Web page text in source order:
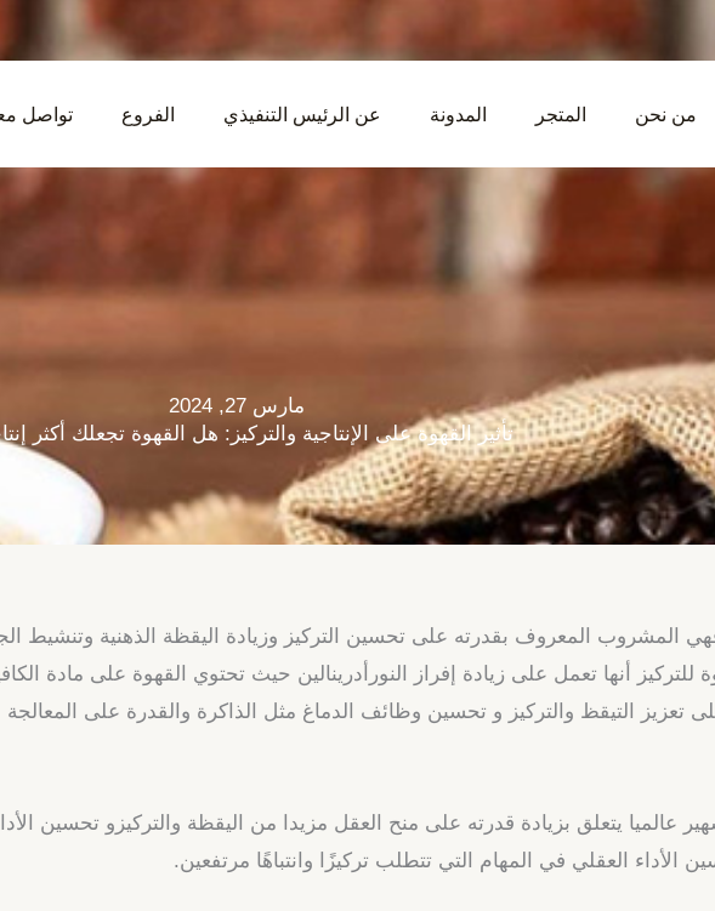
من نحن المتجر المدونة عن الرئيس التنفيذي الفروع تواصل
مارس 27, 2024
تأثير القهوة على الإنتاجية والتركيز: هل القهوة تجعلك أكثر
فهي المشروب المعروف بقدرته على تحسين التركيز وزيادة اليقظة الذهنية وتنشيط
للتركيز أنها تعمل على زيادة إفراز النورأدرينالين حيث تحتوي القهوة على مادة
تعزيز التيقظ والتركيز و تحسين وظائف الدماغ مثل الذاكرة والقدرة على المعالجة
عالميا يتعلق بزيادة قدرته على منح العقل مزيدا من اليقظة والتركيزو تحسين
العقلي في المهام التي تتطلب تركيزًا وانتباهًا مرتفعين.